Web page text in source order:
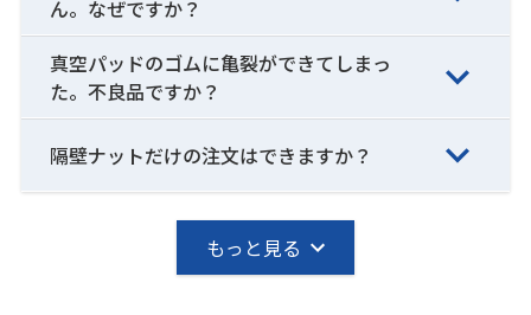
ん。なぜですか？
真空パッドのゴムに亀裂ができてしまっ
た。不良品ですか？
隔壁ナットだけの注文はできますか？
もっと見る